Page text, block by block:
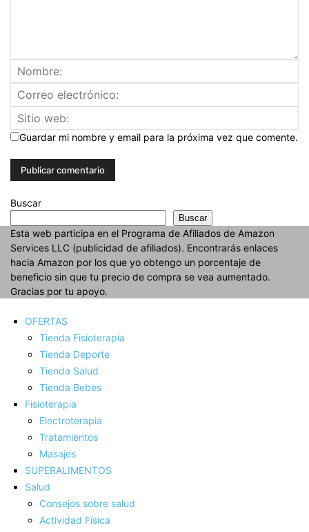
Guardar mi nombre y email para la próxima vez que comente.
Buscar
Buscar
Esta web participa en el Programa de Afiliados de Amazon
Services LLC (publicidad de afiliados). Encontrarás enlaces
hacia Amazon por los que yo obtengo un porcentaje de
beneficio sin que tu precio de compra se vea aumentado.
Gracias por tu apoyo.
OFERTAS
Tienda Fisioterapia
Tienda Deporte
Tienda Salud
Tienda Bebes
Fisioterapia
Electroterapia
Tratamientos
Masajes
SUPERALIMENTOS
Salud
Consejos sobre salud
Actividad Fí­sica